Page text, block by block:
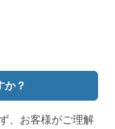
か？
、お客様がご理解